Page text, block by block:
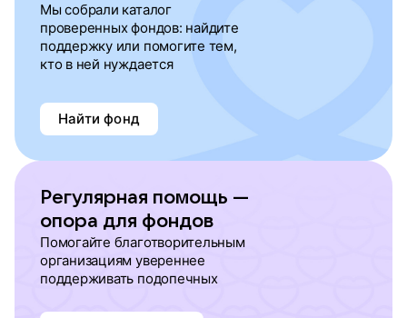
Мы собрали каталог
проверенных фондов: найдите
поддержку или помогите тем,
кто в ней нуждается
Найти фонд
Регулярная помощь —
опора для фондов
Помогайте благотворительным
организациям увереннее
поддерживать подопечных